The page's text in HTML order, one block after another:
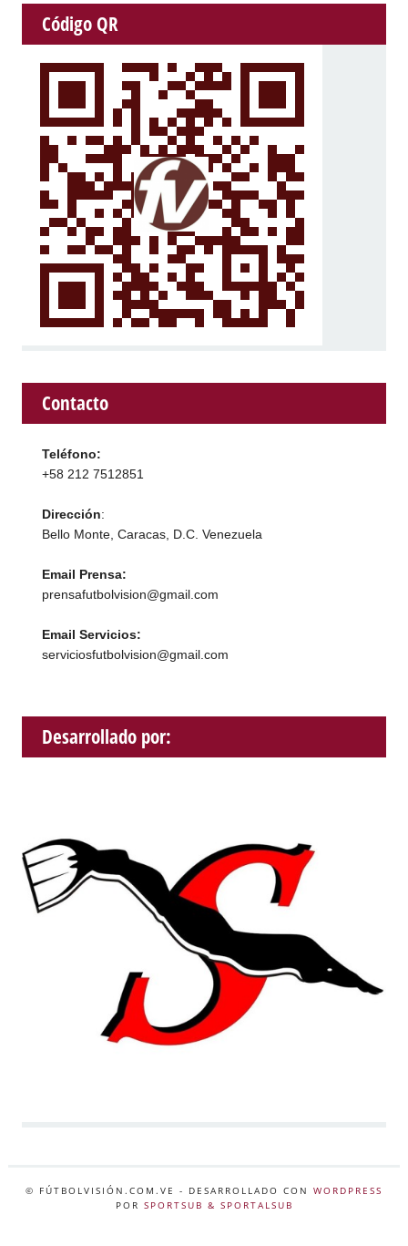
Código QR
Contacto
Teléfono:
+58 212 7512851
Dirección:
Bello Monte, Caracas, D.C. Venezuela
Email Prensa:
prensafutbolvision@gmail.com
Email Servicios:
serviciosfutbolvision@gmail.com
Desarrollado por:
© FÚTBOLVISIÓN.COM.VE - DESARROLLADO CON WORDPRESS
POR SPORTSUB & SPORTALSUB